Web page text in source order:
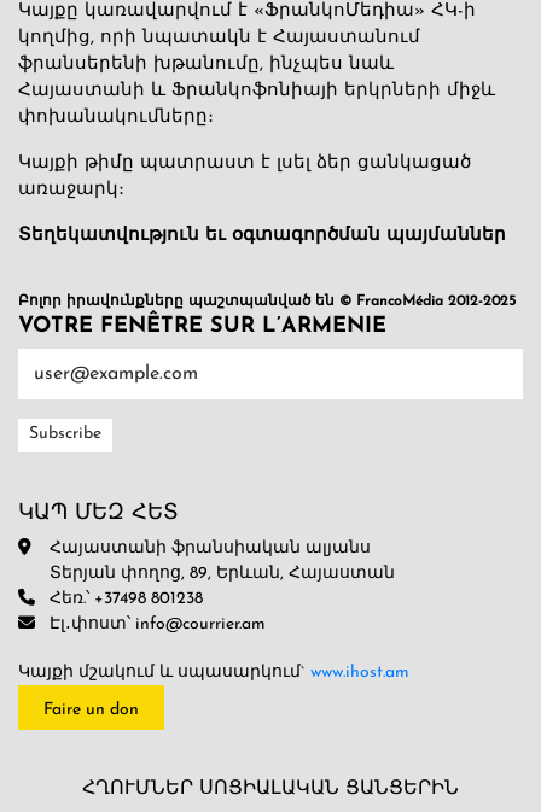
Կայքը կառավարվում է «ՖրանկոՄեդիա» ՀԿ-ի
կողմից, որի նպատակն է Հայաստանում
ֆրանսերենի խթանումը, ինչպես նաև
Հայաստանի և Ֆրանկոֆոնիայի երկրների միջև
փոխանակումները։
Կայքի թիմը պատրաստ է լսել ձեր ցանկացած
առաջարկ։
Տեղեկատվություն եւ օգտագործման պայմաններ
Բոլոր իրավունքները պաշտպանված են © FrancoMédia 2012-2025
VOTRE FENÊTRE SUR L’ARMENIE
ԿԱՊ ՄԵԶ ՀԵՏ
Հայաստանի ֆրանսիական ալյանս
Տերյան փողոց, 89, Երևան, Հայաստան
Հեռ.՝ +37498 801238
Էլ․փոստ՝ info@courrier.am
Կայքի մշակում և սպասարկում` www.ihost.am
Faire un don
ՀՂՈՒՄՆԵՐ ՍՈՑԻԱԼԱԿԱՆ ՑԱՆՑԵՐԻՆ